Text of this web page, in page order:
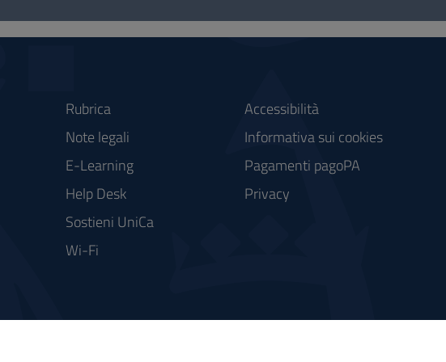
Rubrica
Note legali
E-Learning
Help Desk
Sostieni UniCa
Wi-Fi
Accessibilità
Informativa sui cookies
Pagamenti pagoPA
Privacy